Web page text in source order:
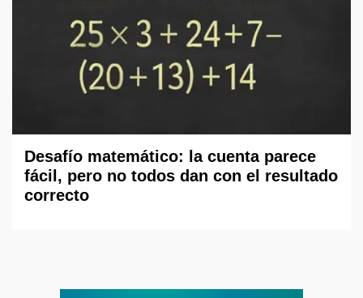
Desafío matemático: la cuenta parece
fácil, pero no todos dan con el resultado
correcto